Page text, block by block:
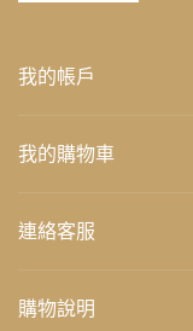
我的帳戶
我的購物車
連絡客服
購物說明